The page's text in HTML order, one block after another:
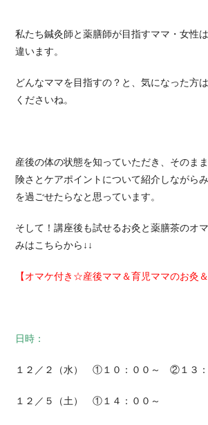
私たち鍼灸師と薬膳師が目指すママ・女性
違います。
どんなママを目指すの？と、気になった方
くださいね。
産後の体の状態を知っていただき、そのま
険さとケアポイントについて紹介しながら
を過ごせたらなと思っています。
そして！講座後も試せるお灸と薬膳茶のオ
みはこちらから↓↓
【 オマケ付き☆産後ママ＆育児ママのお灸
日時：
１２／２（水） ①１０：００～ ②１３：
１２／５（土） ①１４：００～